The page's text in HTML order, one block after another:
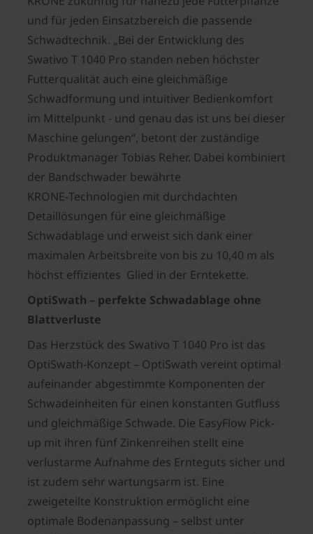
und für jeden Einsatzbereich die passende
Schwadtechnik. „Bei der Entwicklung des
Swativo T 1040 Pro standen neben höchster
Futterqualität auch eine gleichmäßige
Schwadformung und intuitiver Bedienkomfort
im Mittelpunkt - und genau das ist uns bei dieser
Maschine gelungen“, betont der zuständige
Produktmanager Tobias Reher. Dabei kombiniert
der Bandschwader bewährte
KRONE‑Technologien mit durchdachten
Detaillösungen für eine gleichmäßige
Schwadablage und erweist sich dank einer
maximalen Arbeitsbreite von bis zu 10,40 m als
höchst effizientes Glied in der Erntekette.
OptiSwath – perfekte Schwadablage ohne
Blattverluste
Das Herzstück des Swativo T 1040 Pro ist das
OptiSwath-Konzept – OptiSwath vereint optimal
aufeinander abgestimmte Komponenten der
Schwadeinheiten für einen konstanten Gutfluss
und gleichmäßige Schwade. Die EasyFlow Pick-
up mit ihren fünf Zinkenreihen stellt eine
verlustarme Aufnahme des Ernteguts sicher und
ist zudem sehr wartungsarm ist. Eine
zweigeteilte Konstruktion ermöglicht eine
optimale Bodenanpassung – selbst unter